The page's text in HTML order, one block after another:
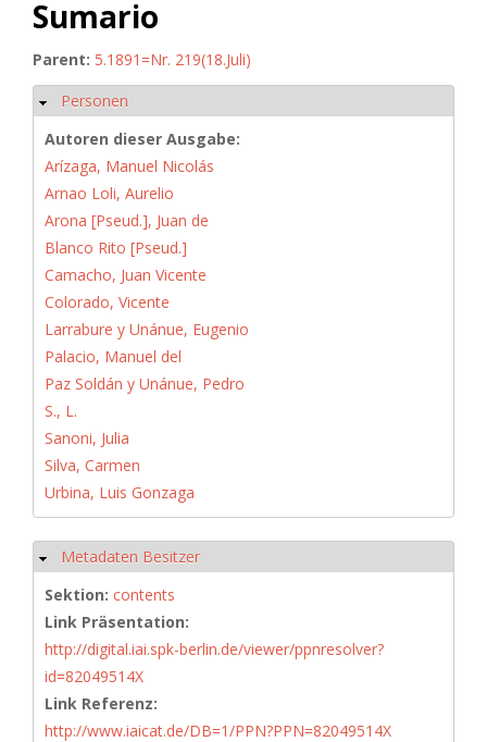
Sumario
Parent: 5.1891=Nr. 219(18.Juli)
Ausblenden
Personen
Autoren dieser Ausgabe:
Arízaga, Manuel Nicolás
Arnao Loli, Aurelio
Arona [Pseud.], Juan de
Blanco Rito [Pseud.]
Camacho, Juan Vicente
Colorado, Vicente
Larrabure y Unánue, Eugenio
Palacio, Manuel del
Paz Soldán y Unánue, Pedro
S., L.
Sanoni, Julia
Silva, Carmen
Urbina, Luis Gonzaga
Ausblenden
Metadaten Besitzer
Sektion: contents
Link Präsentation:
http://digital.iai.spk-berlin.de/viewer/ppnresolver?
id=82049514X
Link Referenz:
http://www.iaicat.de/DB=1/PPN?PPN=82049514X